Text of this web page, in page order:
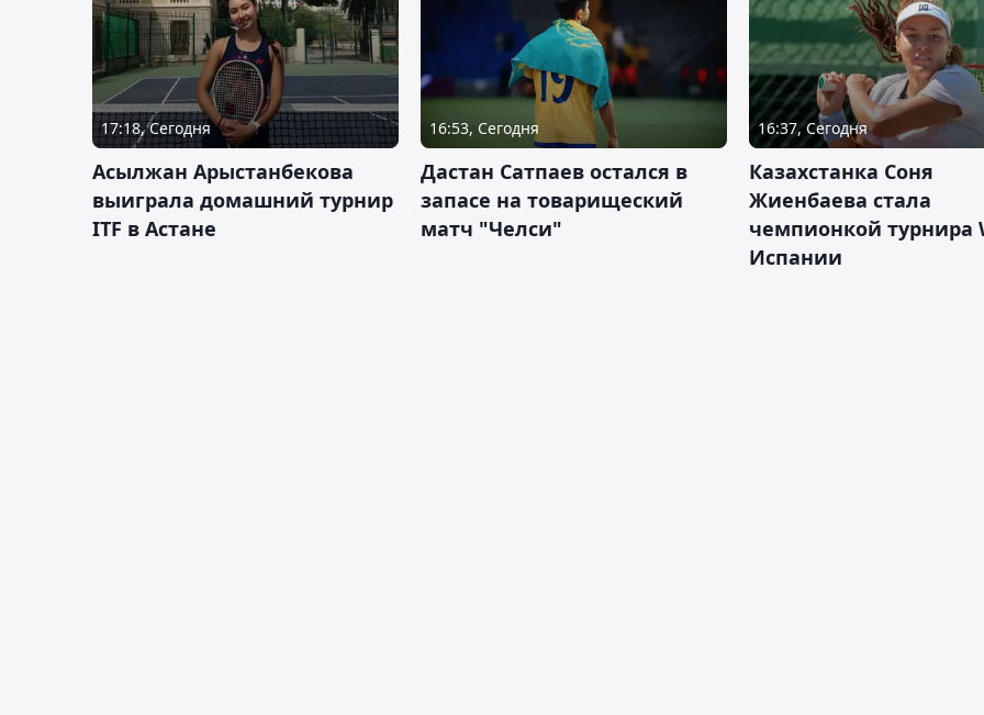
17:18, Сегодня
Асылжан Арыстанбекова
выиграла домашний турнир
ITF в Астане
16:53, Сегодня
Дастан Сатпаев остался в
запасе на товарищеский
матч "Челси"
16:37, Сегодня
Казахстанка Соня
Жиенбаева стала
чемпионкой турнира
Испании